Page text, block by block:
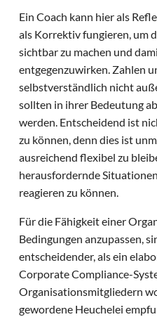
Ein Coach kann hier als
als Korrektiv fungieren, um
sichtbar zu machen und
entgegenzuwirken. Zahlen
selbstverständlich nicht
sollten in ihrer Bedeutung
werden. Entscheidend ist
zu können, denn dies ist
ausreichend flexibel zu
herausfordernde
reagieren zu können.
Für die Fähigkeit einer
Bedingungen anzupassen,
entscheidender, als ein
Corporate Compliance-
Organisationsmitgliedern
gewordene Heuchelei